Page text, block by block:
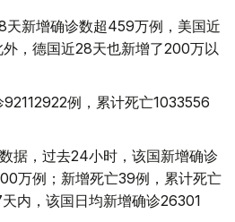
天新增确诊数超459万例，美国近
，德国近28天也新增了200万以
例，累计死亡1033556
据，过去24小时，该国新增确诊
万例；新增死亡39例，累计死亡
内，该国日均新增确诊26301